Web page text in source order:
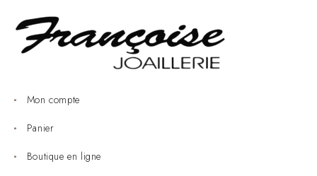
Mon compte
Panier
Boutique en ligne